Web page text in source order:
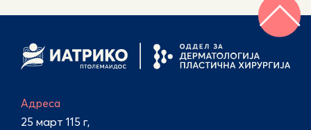
Адреса
25 март 115 г,